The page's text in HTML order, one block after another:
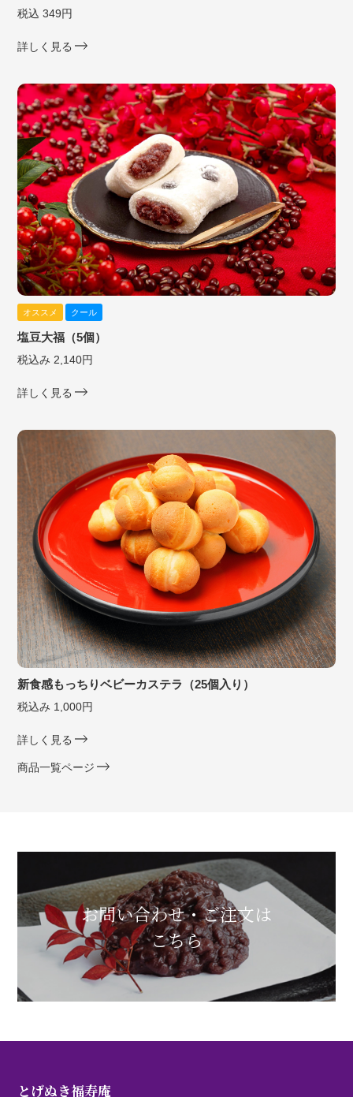
税込 349円
詳しく見る
オススメ クール
塩豆大福（5個）
税込み 2,140円
詳しく見る
新食感もっちりベビーカステラ（25個入り）
税込み 1,000円
詳しく見る
商品一覧ページ
お問い合わせ・ご注文は
こちら
とげぬき福寿庵